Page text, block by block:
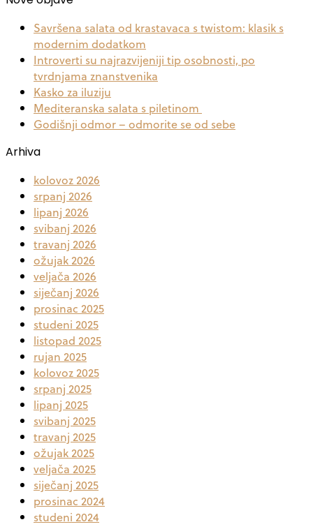
Savršena salata od krastavaca s twistom: klasik s
modernim dodatkom
Introverti su najrazvijeniji tip osobnosti, po
tvrdnjama znanstvenika
Kasko za iluziju
Mediteranska salata s piletinom
Godišnji odmor – odmorite se od sebe
Arhiva
kolovoz 2026
srpanj 2026
lipanj 2026
svibanj 2026
travanj 2026
ožujak 2026
veljača 2026
siječanj 2026
prosinac 2025
studeni 2025
listopad 2025
rujan 2025
kolovoz 2025
srpanj 2025
lipanj 2025
svibanj 2025
travanj 2025
ožujak 2025
veljača 2025
siječanj 2025
prosinac 2024
studeni 2024